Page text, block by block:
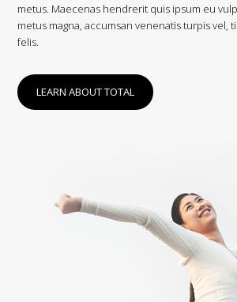
metus. Maecenas hendrerit quis ipsum eu
metus magna, accumsan venenatis turpis vel,
felis.
LEARN ABOUT TOTAL